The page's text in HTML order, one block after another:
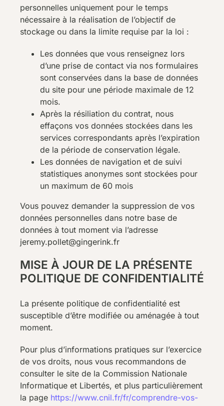
personnelles uniquement pour le temps
nécessaire à la réalisation de l’objectif de
stockage ou dans la limite requise par la loi :
Les données que vous renseignez lors
d’une prise de contact via nos formulaires
sont conservées dans la base de données
du site pour une période maximale de 12
mois.
Après la résiliation du contrat, nous
effaçons vos données stockées dans les
services correspondants après l’expiration
de la période de conservation légale.
Les données de navigation et de suivi
statistiques anonymes sont stockées pour
un maximum de 60 mois
Vous pouvez demander la suppression de vos
données personnelles dans notre base de
données à tout moment via l’adresse
jeremy.pollet@gingerink.fr
MISE À JOUR DE LA PRÉSENTE
POLITIQUE DE CONFIDENTIALITÉ
La présente politique de confidentialité est
susceptible d’être modifiée ou aménagée à tout
moment.
Pour plus d’informations pratiques sur l’exercice
de vos droits, nous vous recommandons de
consulter le site de la Commission Nationale
Informatique et Libertés, et plus particulièrement
la page https://www.cnil.fr/fr/comprendre-vos-